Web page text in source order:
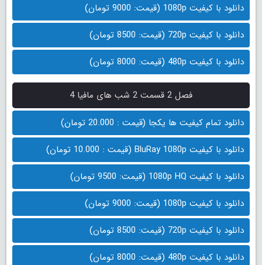
دانلود با کیفیت 1080p (قیمت: 9000 تومان)
دانلود با کیفیت 720p (قیمت: 8500 تومان)
دانلود با کیفیت 480p (قیمت: 8000 تومان)
فصل 2 قسمت 2 شب های مافیا 4
دانلود تمام کیفیت ها یکجا (قیمت : 20.000 تومان)
دانلود با کیفیت BluRay 1080p (قیمت : 10.000 تومان)
دانلود با کیفیت 1080p HQ (قیمت: 9500 تومان)
دانلود با کیفیت 1080p (قیمت: 9000 تومان)
دانلود با کیفیت 720p (قیمت: 8500 تومان)
دانلود با کیفیت 480p (قیمت: 8000 تومان)